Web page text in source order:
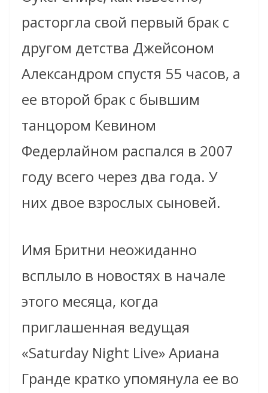
расторгла свой первый брак с
другом детства Джейсоном
Александром спустя 55 часов, а
ее второй брак с бывшим
танцором Кевином
Федерлайном распался в 2007
году всего через два года. У
них двое взрослых сыновей.
Имя Бритни неожиданно
всплыло в новостях в начале
этого месяца, когда
приглашенная ведущая
«Saturday Night Live» Ариана
Гранде кратко упомянула ее во